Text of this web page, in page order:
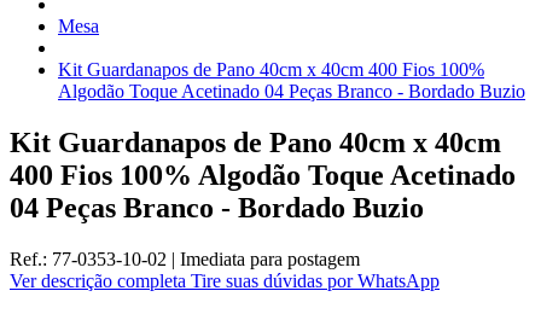
Mesa
Kit Guardanapos de Pano 40cm x 40cm 400 Fios 100%
Algodão Toque Acetinado 04 Peças Branco - Bordado Buzio
Kit Guardanapos de Pano 40cm x 40cm
400 Fios 100% Algodão Toque Acetinado
04 Peças Branco - Bordado Buzio
Ref.: 77-0353-10-02 | Imediata para postagem
Ver descrição completa Tire suas dúvidas por WhatsApp